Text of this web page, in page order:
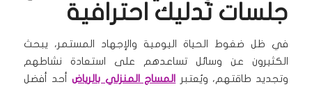
جلسات تدليك احترافية
في ظل ضغوط الحياة اليومية والإجهاد المستمر، يبحث
الكثيرون عن وسائل تساعدهم على استعادة نشاطهم
وتجديد طاقتهم، ويُعتبر
المساج المنزلي بالرياضأحد أفضل